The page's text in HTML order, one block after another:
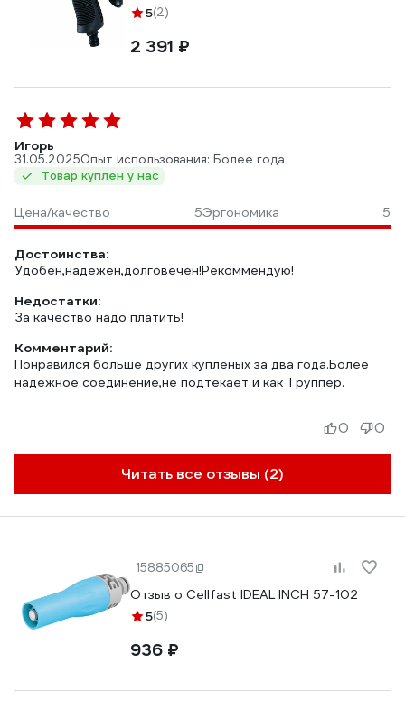
5(2)
2 391 ₽
Игорь
31.05.2025Опыт использования: Более года
Товар куплен у нас
Цена/качество 5Эргономика 5
Достоинства:
Удобен,надежен,долговечен!Рекоммендую!
Недостатки:
За качество надо платить!
Комментарий:
Понравился больше других купленых за два года.Более
надежное соединение,не подтекает и как Труппер.
Читать все отзывы (2)
0 0
15885065
Отзыв о Cellfast IDEAL INCH 57-102
5(5)
936 ₽